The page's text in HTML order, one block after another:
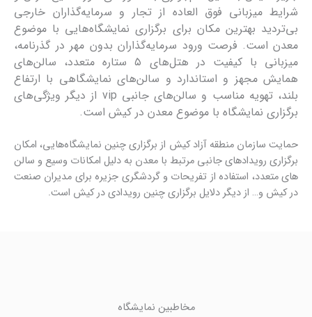
شرایط میزبانی فوق العاده از تجار و سرمایه‌گذاران خارجی
بی‌تردید بهترین مکان برای برگزاری نمایشگاه‌هایی با موضوع
معدن است. فرصت ورود سرمایه‌گذاران بدون مهر در گذرنامه،
میزبانی با کیفیت در هتل‌های ۵ ستاره متعدد، سالن‌های
همایش مجهز و استاندارد و سالن‌های نمایشگاهی با ارتفاع
بلند، تهویه مناسب و سالن‌های جانبی vip از دیگر ویژگی‌های
برگزاری نمایشگاه با موضوع معدن در کیش است.
حمایت سازمان منطقه آزاد کیش از برگزاری چنین نمایشگاه‌هایی، امکان
برگزاری رویدادهای جانبی مرتبط با معدن به دلیل امکانات وسیع و سالن
های متعدد، استفاده از تفریحات و گردشگری جزیره برای مدیران صنعت
در کیش و… از دیگر دلایل برگزاری چنین رویدادی در کیش است.
مخاطبین نمایشگاه